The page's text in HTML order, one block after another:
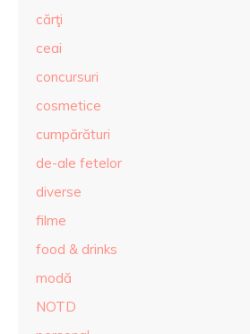
cărţi
ceai
concursuri
cosmetice
cumpărături
de-ale fetelor
diverse
filme
food & drinks
modă
NOTD